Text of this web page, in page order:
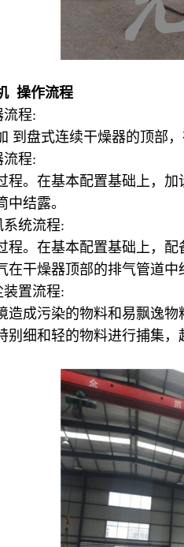
操作流程
流程:
到盘式连续干燥器的顶部
流程:
程。在基本配置基础上，
结露。
统流程:
程。在基本配置基础上，
干燥器顶部的排气管道中
置流程:
造成污染的物料和易飘逸
细和轻的物料进行捕集，